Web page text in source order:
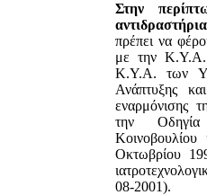
Στην
πρέπει να
με την Κ.Υ.Α.
Κ.Υ.Α. των
Ανάπτυξης
εναρμόνισης
την
Οκτωβρίου
08-2001).